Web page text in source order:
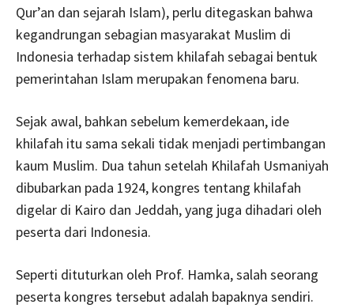
Qur’an dan sejarah Islam), perlu ditegaskan bahwa
kegandrungan sebagian masyarakat Muslim di
Indonesia terhadap sistem khilafah sebagai bentuk
pemerintahan Islam merupakan fenomena baru.
Sejak awal, bahkan sebelum kemerdekaan, ide
khilafah itu sama sekali tidak menjadi pertimbangan
kaum Muslim. Dua tahun setelah Khilafah Usmaniyah
dibubarkan pada 1924, kongres tentang khilafah
digelar di Kairo dan Jeddah, yang juga dihadari oleh
peserta dari Indonesia.
Seperti dituturkan oleh Prof. Hamka, salah seorang
peserta kongres tersebut adalah bapaknya sendiri.